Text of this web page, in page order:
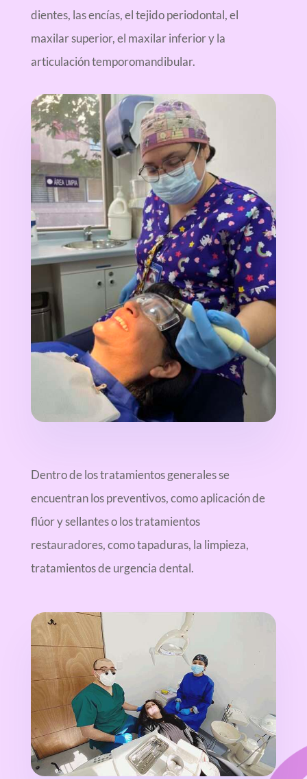
dientes, las encías, el tejido periodontal, el
maxilar superior, el maxilar inferior y la
articulación temporomandibular.
Dentro de los tratamientos generales se
encuentran los preventivos, como aplicación de
flúor y sellantes o los tratamientos
restauradores, como tapaduras, la limpieza,
tratamientos de urgencia dental.